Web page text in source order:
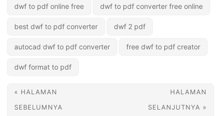
dwf to pdf online free dwf to pdf converter free online
best dwf to pdf converter dwf 2 pdf
autocad dwf to pdf converter free dwf to pdf creator
dwf format to pdf
« HALAMAN
SEBELUMNYA
HALAMAN
SELANJUTNYA »